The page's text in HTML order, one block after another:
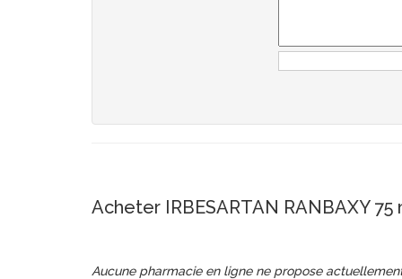
Acheter IRBESARTAN RANBAXY
Aucune pharmacie en ligne ne propose